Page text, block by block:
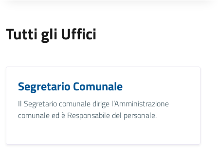
Tutti gli Uffici
Segretario Comunale
Il Segretario comunale dirige l’Amministrazione
comunale ed è Responsabile del personale.